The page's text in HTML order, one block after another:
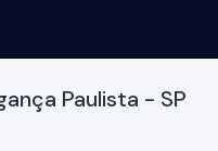
Paulista - SP